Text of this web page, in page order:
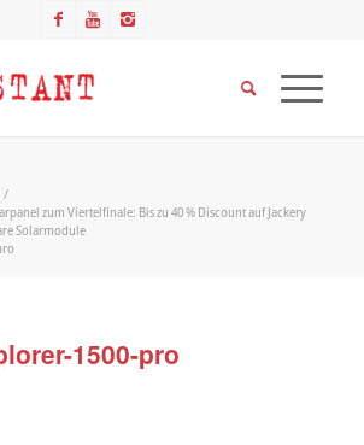
/
zum Viertelfinale: Bis zu 40 % Discount auf Jackery
Solarmodule
1500-pro